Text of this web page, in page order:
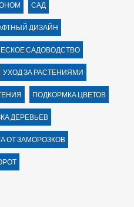
САД
ДИЗАЙН
САДОВОДСТВО
УХОД ЗА РАСТЕНИЯМИ
ПОДКОРМКА ЦВЕТОВ
ДЕРЕВЬЕВ
ОТ ЗАМОРОЗКОВ